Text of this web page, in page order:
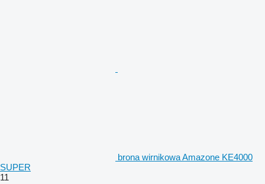
brona wirnikowa Amazone KE4000
SUPER
11